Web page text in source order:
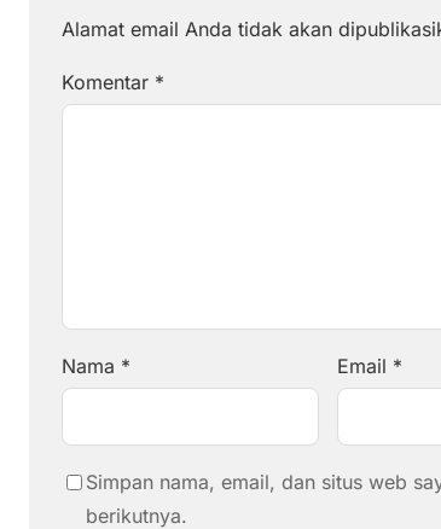
Alamat email Anda tidak akan
Komentar *
Nama * Email *
Simpan nama, email, dan situs web
berikutnya.